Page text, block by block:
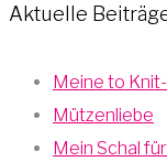
Aktuelle
Meine to
Mützenliebe
Mein Schal